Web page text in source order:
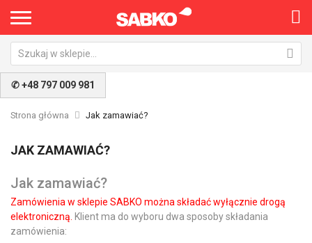
✆ +48 797 009 981
Strona główna Jak zamawiać?
JAK ZAMAWIAĆ?
Jak zamawiać?
Zamówienia w sklepie SABKO można składać wyłącznie drogą
elektroniczną. Klient ma do wyboru dwa sposoby składania
zamówienia: